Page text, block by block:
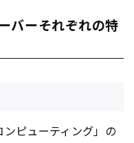
バーそれぞれの特
ンピューティング」の